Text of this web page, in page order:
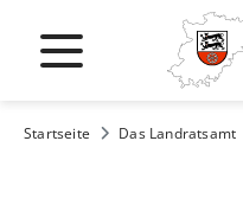
Startseite Das Landratsamt